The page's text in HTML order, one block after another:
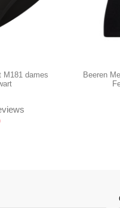
M181 dames
Beeren